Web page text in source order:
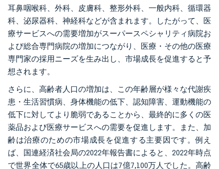
耳鼻咽喉科、外科、皮膚科、整形外科、一般内科、循環器
科、泌尿器科、神経科などが含まれます。したがって、医
療サービスへの需要増加がスーパースペシャリティ病院お
よび総合専門病院の増加につながり、医療・その他の医療
専門家の採用ニーズを生み出し、市場成長を促進すると予
想されます。
さらに、高齢者人口の増加は、この年齢層が様々な代謝疾
患・生活習慣病、身体機能の低下、認知障害、運動機能の
低下に対してより脆弱であることから、最終的に多くの医
薬品および医療サービスへの需要を促進します。また、加
齢は治療のための市場成長を促進する主要因です。例え
ば、国連経済社会局の2022年報告書によると、2022年時点
で世界全体で65歳以上の人口は7億7,100万人でした。高齢